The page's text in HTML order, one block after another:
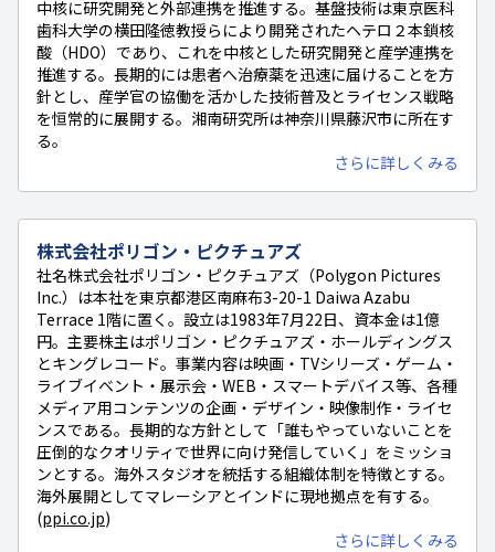
中核に研究開発と外部連携を推進する。基盤技術は東京医科
歯科大学の横田隆徳教授らにより開発されたヘテロ２本鎖核
酸（HDO）であり、これを中核とした研究開発と産学連携を
推進する。長期的には患者へ治療薬を迅速に届けることを方
針とし、産学官の協働を活かした技術普及とライセンス戦略
を恒常的に展開する。湘南研究所は神奈川県藤沢市に所在す
る。
さらに詳しくみる
株式会社ポリゴン・ピクチュアズ
社名株式会社ポリゴン・ピクチュアズ（Polygon Pictures
Inc.）は本社を東京都港区南麻布3-20-1 Daiwa Azabu
Terrace 1階に置く。設立は1983年7月22日、資本金は1億
円。主要株主はポリゴン・ピクチュアズ・ホールディングス
とキングレコード。事業内容は映画・TVシリーズ・ゲーム・
ライブイベント・展示会・WEB・スマートデバイス等、各種
メディア用コンテンツの企画・デザイン・映像制作・ライセ
ンスである。長期的な方針として「誰もやっていないことを
圧倒的なクオリティで世界に向け発信していく」をミッショ
ンとする。海外スタジオを統括する組織体制を特徴とする。
海外展開としてマレーシアとインドに現地拠点を有する。
(ppi.co.jp)
さらに詳しくみる